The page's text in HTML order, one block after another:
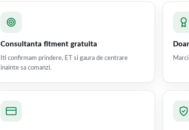
Consultanta fitment gratuita
Iti confirmam prindere, ET si gaura de centrare
inainte sa comanzi.